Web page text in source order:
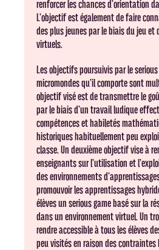
renforcer les chances d’orientation
L’objectif est également de faire
des plus jeunes par le biais du jeu et
virtuels.
Les objectifs poursuivis par le
micromondes qu’il comporte sont
objectif visé est de transmettre le
par le biais d’un travail ludique
compétences et habiletés
historiques habituellement peu
classe. Un deuxième objectif vise à
enseignants sur l’utilisation et
des environnements
promouvoir les apprentissages
élèves un serious game basé sur la
dans un environnement virtuel. Un
rendre accessible à tous les élèves
peu visités en raison des contraintes